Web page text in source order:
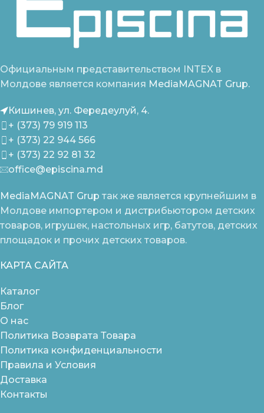
Официальным представительством INTEX в
Молдове является компания MediaMAGNAT Grup.
Кишинев, ул. Фередеулуй, 4.
+ (373) 79 919 113
+ (373) 22 944 566
+ (373) 22 92 81 32
office@episcina.md
MediaMAGNAT Grup так же является крупнейшим в
Молдове импортером и дистрибьютором детских
товаров, игрушек, настольных игр, батутов, детских
площадок и прочих детских товаров.
КАРТА САЙТА
Каталог
Блог
О нас
Политика Возврата Товара
Политика конфиденциальности
Правила и Условия
Доставка
Контакты